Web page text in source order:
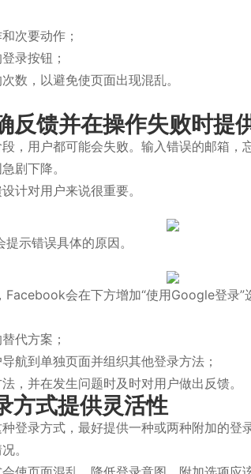
次要动作；
录按钮；
数，以避免使页面出现混乱。
反馈并在操作失败时提
，用户都可能会失败。输入错误的邮箱，
剧下降。
计对用户来说很重要。
示错误具体的原因。
会在下方增加“使用Google登录”
代方案；
航到单独页面并组织其他登录方法；
，并在发生问题时及时对用户做出反馈。
方式提供灵活性
登录方式，最好提供一种或两种附加的登
。